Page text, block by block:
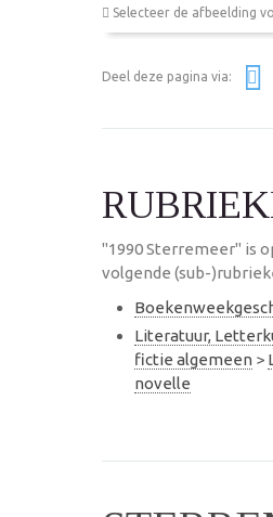
Selecteer de afbeelding
Deel deze pagina via:
"1990 Sterremeer" is
volgende (sub-
Literatuur,
fictie algemeen >
novelle